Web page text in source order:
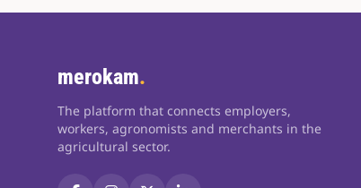
merokam.
The platform that connects employers,
workers, agronomists and merchants in the
agricultural sector.